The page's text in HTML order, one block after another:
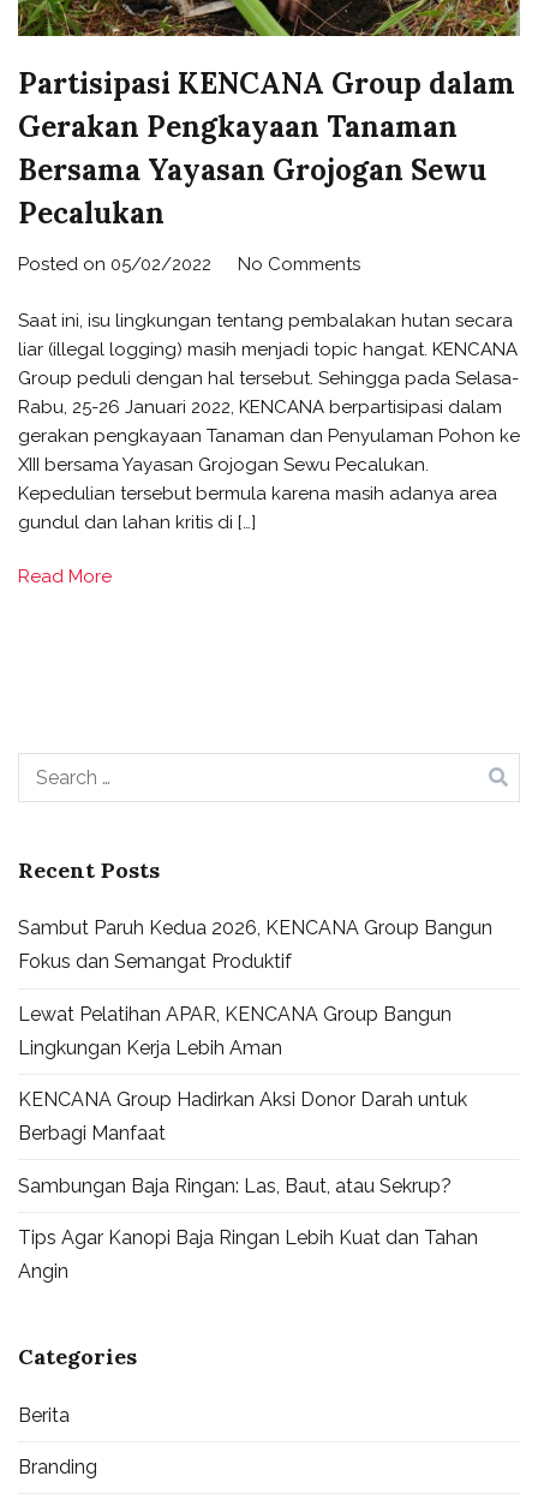
Partisipasi KENCANA Group dalam
Gerakan Pengkayaan Tanaman
Bersama Yayasan Grojogan Sewu
Pecalukan
Posted on 05/02/2022 No Comments
Saat ini, isu lingkungan tentang pembalakan hutan secara
liar (illegal logging) masih menjadi topic hangat. KENCANA
Group peduli dengan hal tersebut. Sehingga pada Selasa-
Rabu, 25-26 Januari 2022, KENCANA berpartisipasi dalam
gerakan pengkayaan Tanaman dan Penyulaman Pohon ke
XIII bersama Yayasan Grojogan Sewu Pecalukan.
Kepedulian tersebut bermula karena masih adanya area
gundul dan lahan kritis di […]
Read More
Recent Posts
Sambut Paruh Kedua 2026, KENCANA Group Bangun
Fokus dan Semangat Produktif
Lewat Pelatihan APAR, KENCANA Group Bangun
Lingkungan Kerja Lebih Aman
KENCANA Group Hadirkan Aksi Donor Darah untuk
Berbagi Manfaat
Sambungan Baja Ringan: Las, Baut, atau Sekrup?
Tips Agar Kanopi Baja Ringan Lebih Kuat dan Tahan
Angin
Categories
Berita
Branding